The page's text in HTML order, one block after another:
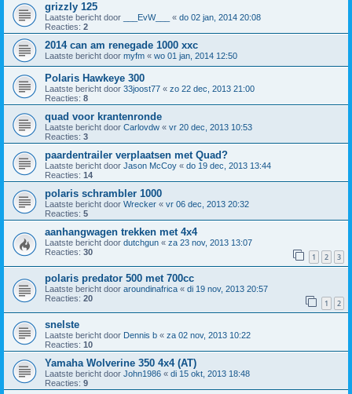
grizzly 125
Laatste bericht door ___EvW___ « do 02 jan, 2014 20:08
Reacties: 2
2014 can am renegade 1000 xxc
Laatste bericht door myfm « wo 01 jan, 2014 12:50
Polaris Hawkeye 300
Laatste bericht door 33joost77 « zo 22 dec, 2013 21:00
Reacties: 8
quad voor krantenronde
Laatste bericht door Carlovdw « vr 20 dec, 2013 10:53
Reacties: 3
paardentrailer verplaatsen met Quad?
Laatste bericht door Jason McCoy « do 19 dec, 2013 13:44
Reacties: 14
polaris schrambler 1000
Laatste bericht door Wrecker « vr 06 dec, 2013 20:32
Reacties: 5
aanhangwagen trekken met 4x4
Laatste bericht door dutchgun « za 23 nov, 2013 13:07
Reacties: 30 1 2 3
polaris predator 500 met 700cc
Laatste bericht door aroundinafrica « di 19 nov, 2013 20:57
Reacties: 20 1 2
snelste
Laatste bericht door Dennis b « za 02 nov, 2013 10:22
Reacties: 10
Yamaha Wolverine 350 4x4 (AT)
Laatste bericht door John1986 « di 15 okt, 2013 18:48
Reacties: 9